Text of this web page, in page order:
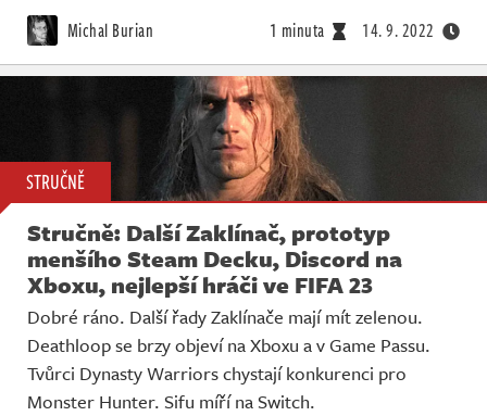
Michal Burian 1 minuta 14. 9. 2022
STRUČNĚ
Stručně: Další Zaklínač, prototyp
menšího Steam Decku, Discord na
Xboxu, nejlepší hráči ve FIFA 23
Dobré ráno. Další řady Zaklínače mají mít zelenou.
Deathloop se brzy objeví na Xboxu a v Game Passu.
Tvůrci Dynasty Warriors chystají konkurenci pro
Monster Hunter. Sifu míří na Switch.